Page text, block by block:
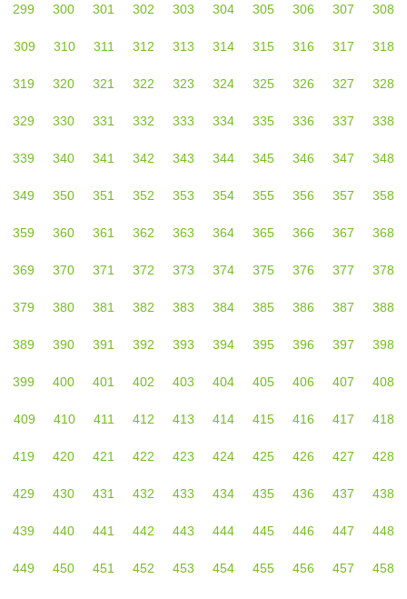
299 300 301 302 303 304 305 306 307 308
309 310 311 312 313 314 315 316 317 318
319 320 321 322 323 324 325 326 327 328
329 330 331 332 333 334 335 336 337 338
339 340 341 342 343 344 345 346 347 348
349 350 351 352 353 354 355 356 357 358
359 360 361 362 363 364 365 366 367 368
369 370 371 372 373 374 375 376 377 378
379 380 381 382 383 384 385 386 387 388
389 390 391 392 393 394 395 396 397 398
399 400 401 402 403 404 405 406 407 408
409 410 411 412 413 414 415 416 417 418
419 420 421 422 423 424 425 426 427 428
429 430 431 432 433 434 435 436 437 438
439 440 441 442 443 444 445 446 447 448
449 450 451 452 453 454 455 456 457 458